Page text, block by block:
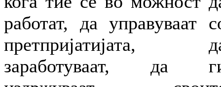
работат, да управуваат
претпријатијата,
заработуваат, да